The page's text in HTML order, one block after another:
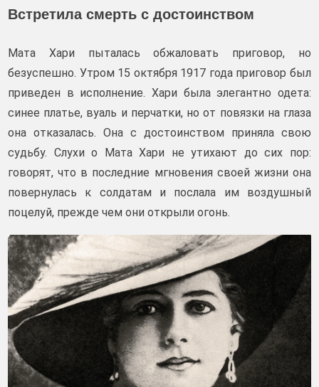
Встретила смерть с достоинством
Мата Хари пыталась обжаловать приговор, но
безуспешно. Утром 15 октября 1917 года приговор был
приведен в исполнение. Хари была элегантно одета:
синее платье, вуаль и перчатки, но от повязки на глаза
она отказалась. Она с достоинством приняла свою
судьбу. Слухи о Мата Хари не утихают до сих пор:
говорят, что в последние мгновения своей жизни она
повернулась к солдатам и послала им воздушный
поцелуй, прежде чем они открыли огонь.